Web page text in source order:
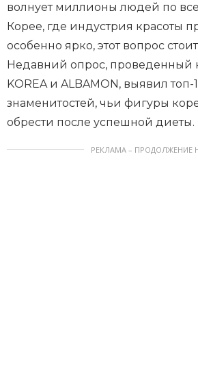
волнует миллионы людей по
Корее, где индустрия красоты
особенно ярко, этот вопрос
Недавний опрос, проведенный
KOREA и ALBAMON, выявил
знаменитостей, чьи фигуры
обрести после успешной диеты.
РЕКЛАМА – ПРОДОЛЖЕНИЕ